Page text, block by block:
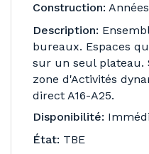
Construction:
Description:
bureaux. Espaces
sur un seul plateau.
zone d'Activités
direct A16-A25.
Disponibilité:
État: TBE